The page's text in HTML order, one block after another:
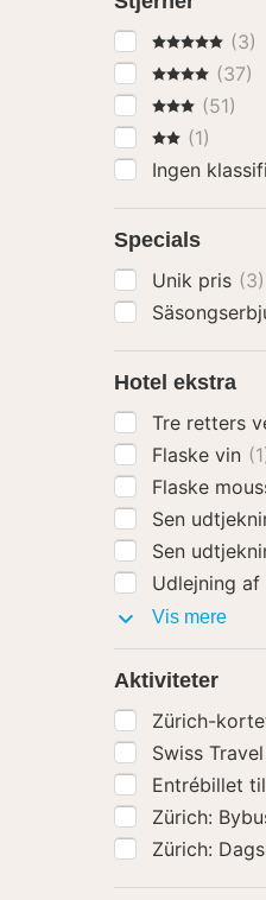
5 Stjerner(3)
4 Stjerner
(37)
3 Stjerner
(51)
2 Stjerner
(1)
Ingen
Specials
Unik pris (3)
Hotel ekstra
Tre retters
Flaske vin
Flaske
Sen
Sen
Udlejning af
Vis mereHotel
Aktiviteter